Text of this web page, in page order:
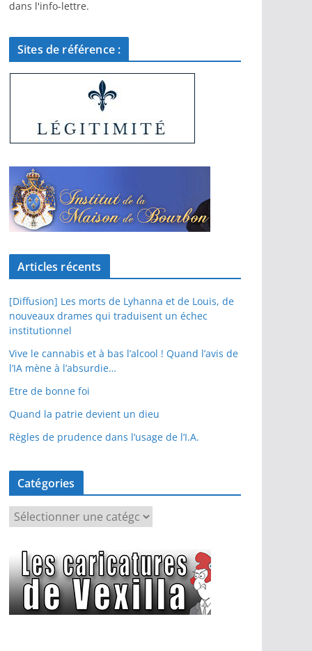
dans l'info-lettre.
Sites de référence :
Articles récents
[Diffusion] Les morts de Lyhanna et de Louis, de
nouveaux drames qui traduisent un échec
institutionnel
Vive le cannabis et à bas l’alcool ! Quand l’avis de
l’IA mène à l’absurdie…
Etre de bonne foi
Quand la patrie devient un dieu
Règles de prudence dans l’usage de l’I.A.
Catégories
é
g
o
r